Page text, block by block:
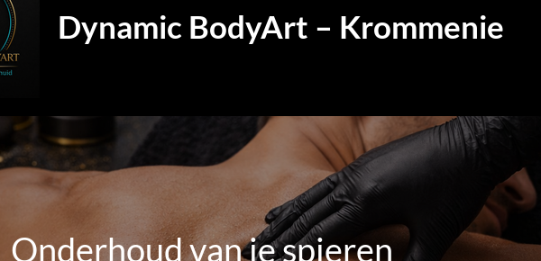
Dynamic BodyArt – Krommenie
Onderhoud van je spieren